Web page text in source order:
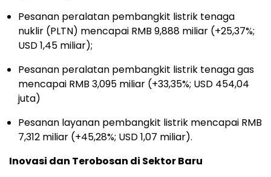
Pesanan peralatan pembangkit listrik tenaga
nuklir (PLTN) mencapai RMB 9,888 miliar (+25,37%;
USD 1,45 miliar);
Pesanan peralatan pembangkit listrik tenaga gas
mencapai RMB 3,095 miliar (+33,35%; USD 454,04
juta)
Pesanan layanan pembangkit listrik mencapai RMB
7,312 miliar (+45,28%; USD 1,07 miliar).
Inovasi dan Terobosan di Sektor Baru